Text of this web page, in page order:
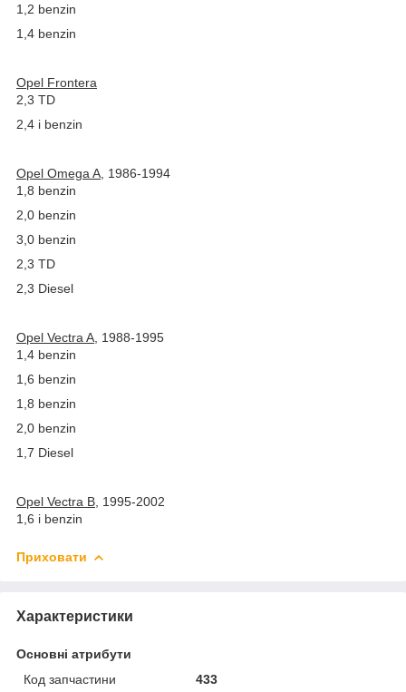
1,2 benzin
1,4 benzin
Opel Frontera
2,3 TD
2,4 i benzin
Opel Omega A , 1986-1994
1,8 benzin
2,0 benzin
3,0 benzin
2,3 TD
2,3 Diesel
Opel Vectra A , 1988-1995
1,4 benzin
1,6 benzin
1,8 benzin
2,0 benzin
1,7 Diesel
Opel Vectra B , 1995-2002
1,6 i benzin
Приховати
Характеристики
Основні атрибути
Код запчастини
433